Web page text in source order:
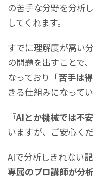
の苦手な分野を分析
してくれます。
すでに理解度が高い
の問題を出すことで
なっており「苦手は
きる仕組みになってい
『AIとか機械では不安
いますが、ご安心くだ
AIで分析しきれない
専属のプロ講師が分